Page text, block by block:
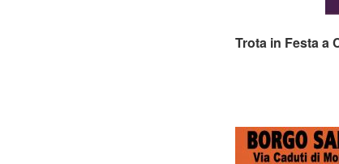
Trota in Festa a